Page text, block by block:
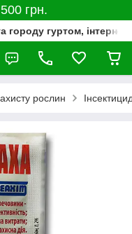
грн.
гуртом,
рослин